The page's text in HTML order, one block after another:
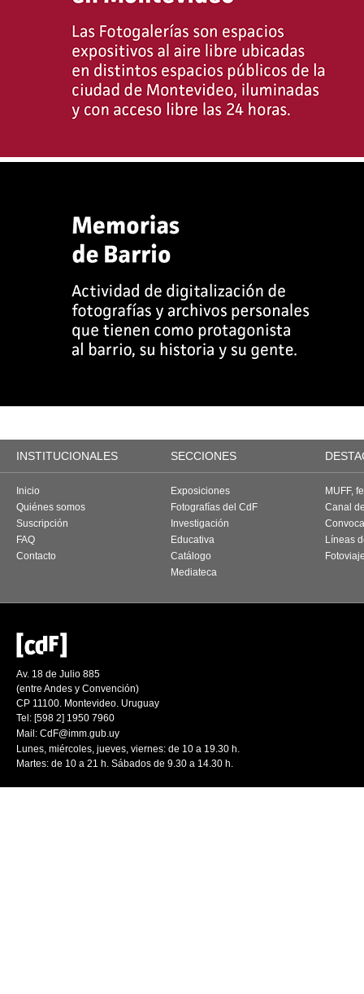
INSTITUCIONALES SECCIONES
Inicio
Quiénes somos
Suscripción
FAQ
Contacto
Exposiciones
Fotografías del CdF
Investigación
Educativa
Catálogo
Mediateca
MUFF,
Canal
Líneas
Av. 18 de Julio 885
(entre Andes y Convención)
CP 11100. Montevideo. Uruguay
Tel: [598 2] 1950 7960
Mail: CdF@imm.gub.uy
Lunes, miércoles, jueves, viernes: de 10 a 19.30 h.
Martes: de 10 a 21 h. Sábados de 9.30 a 14.30 h.